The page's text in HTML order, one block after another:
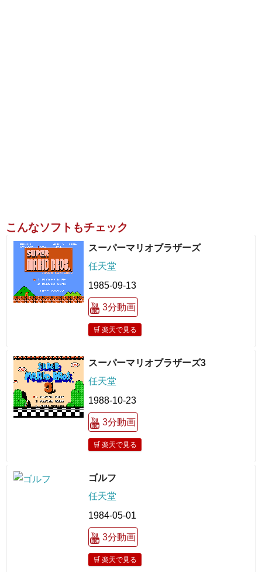
こんなソフトもチェック
スーパーマリオブラザーズ
任天堂
1985-09-13
3分動画
🛒 楽天で見る
スーパーマリオブラザーズ3
任天堂
1988-10-23
3分動画
🛒 楽天で見る
ゴルフ
任天堂
1984-05-01
3分動画
🛒 楽天で見る